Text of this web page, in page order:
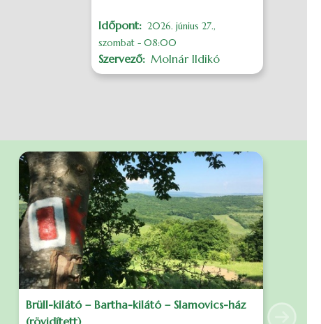
Időpont
2026. június 27.,
szombat - 08:00
Szervező Molnár Ildikó
Brüll-kilátó – Bartha-kilátó – Slamovics-ház
(rövidített)